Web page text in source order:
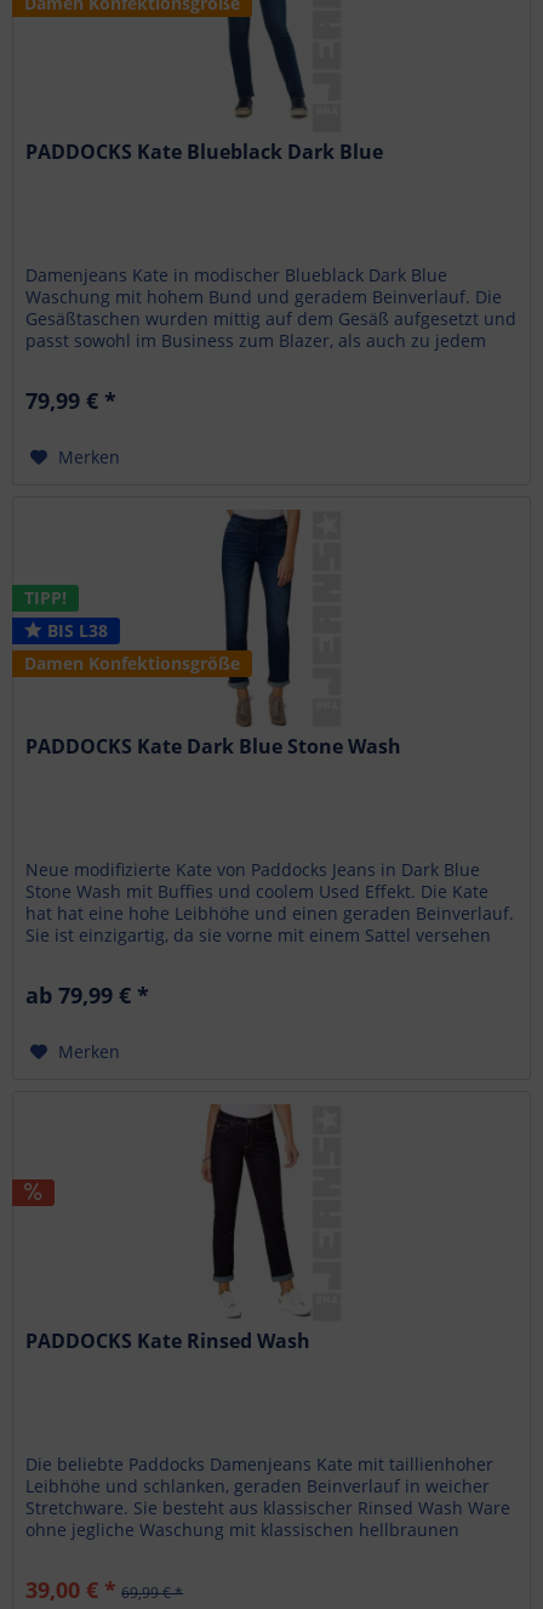
PADDOCKS Kate Blueblack Dark Blue
Damenjeans Kate in modischer Blueblack Dark Blue
Waschung mit hohem Bund und geradem Beinverlauf. Die
Gesäßtaschen wurden mittig auf dem Gesäß aufgesetzt und
passt sowohl im Business zum Blazer, als auch zu jedem
79,99 € *
Merken
TIPP!
BIS L38
Damen Konfektionsgröße
PADDOCKS Kate Dark Blue Stone Wash
Neue modifizierte Kate von Paddocks Jeans in Dark Blue
Stone Wash mit Buffies und coolem Used Effekt. Die Kate
hat hat eine hohe Leibhöhe und einen geraden Beinverlauf.
Sie ist einzigartig, da sie vorne mit einem Sattel versehen
ab 79,99 € *
Merken
PADDOCKS Kate Rinsed Wash
Die beliebte Paddocks Damenjeans Kate mit taillienhoher
Leibhöhe und schlanken, geraden Beinverlauf in weicher
Stretchware. Sie besteht aus klassischer Rinsed Wash Ware
ohne jegliche Waschung mit klassischen hellbraunen
39,00 € * 69,99 € *